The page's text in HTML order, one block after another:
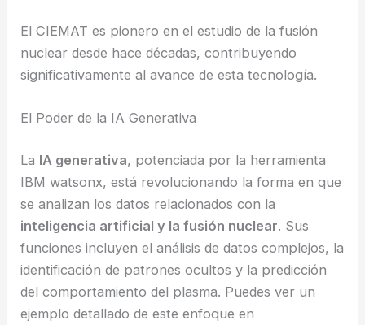
El CIEMAT es pionero en el estudio de la fusión
nuclear desde hace décadas, contribuyendo
significativamente al avance de esta tecnología.
El Poder de la IA Generativa
La IA generativa, potenciada por la herramienta
IBM watsonx, está revolucionando la forma en que
se analizan los datos relacionados con la
inteligencia artificial y la fusión nuclear. Sus
funciones incluyen el análisis de datos complejos, la
identificación de patrones ocultos y la predicción
del comportamiento del plasma. Puedes ver un
ejemplo detallado de este enfoque en